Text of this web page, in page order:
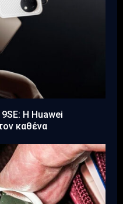
9SE: Η Huawei
καθένα